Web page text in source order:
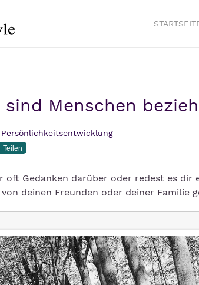
sind Menschen
Persönlichkeitsentwicklung
Teilen
oft Gedanken darüber oder redest es dir
deinen Freunden oder deiner Familie